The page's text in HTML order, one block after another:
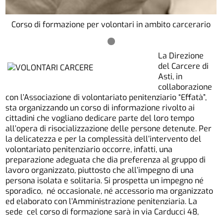
Corso di formazione per volontari in ambito carcerario
La Direzione
del Carcere di
Asti, in
collaborazione
con l’Associazione di volontariato penitenziario “Effatà”,
sta organizzando un corso di informazione rivolto ai
cittadini che vogliano dedicare parte del loro tempo
all’opera di risocializzazione delle persone detenute. Per
la delicatezza e per la complessità dell’intervento del
volontariato penitenziario occorre, infatti, una
preparazione adeguata che dia preferenza al gruppo di
lavoro organizzato, piuttosto che all’impegno di una
persona isolata e solitaria. Si prospetta un impegno né
sporadico, né occasionale, né accessorio ma organizzato
ed elaborato con l’Amministrazione penitenziaria. La
sede cel corso di formazione sarà in via Carducci 48,